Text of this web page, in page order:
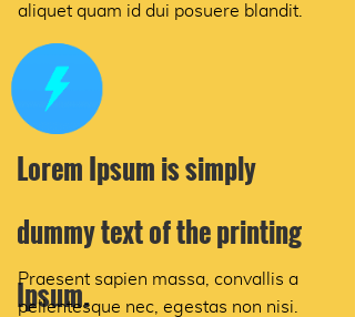
aliquet quam id dui posuere blandit.
Lorem Ipsum is simply
dummy text of the printing
Ipsum.
Praesent sapien massa, convallis a
pellentesque nec, egestas non nisi.